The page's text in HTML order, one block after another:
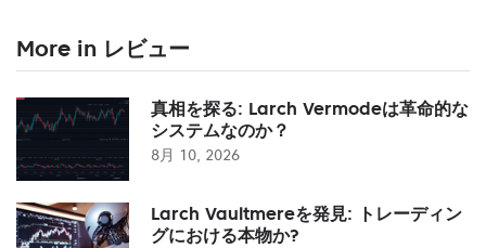
More in レビュー
真相を探る: Larch Vermodeは革命的な
システムなのか？
8月 10, 2026
Larch Vaultmereを発見: トレーディン
グにおける本物か?